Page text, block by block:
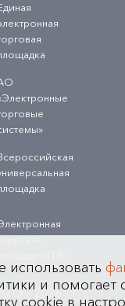
- 2026
использовать
и помогает
cookie в